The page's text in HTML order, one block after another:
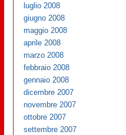
luglio 2008
giugno 2008
maggio 2008
aprile 2008
marzo 2008
febbraio 2008
gennaio 2008
dicembre 2007
novembre 2007
ottobre 2007
settembre 2007